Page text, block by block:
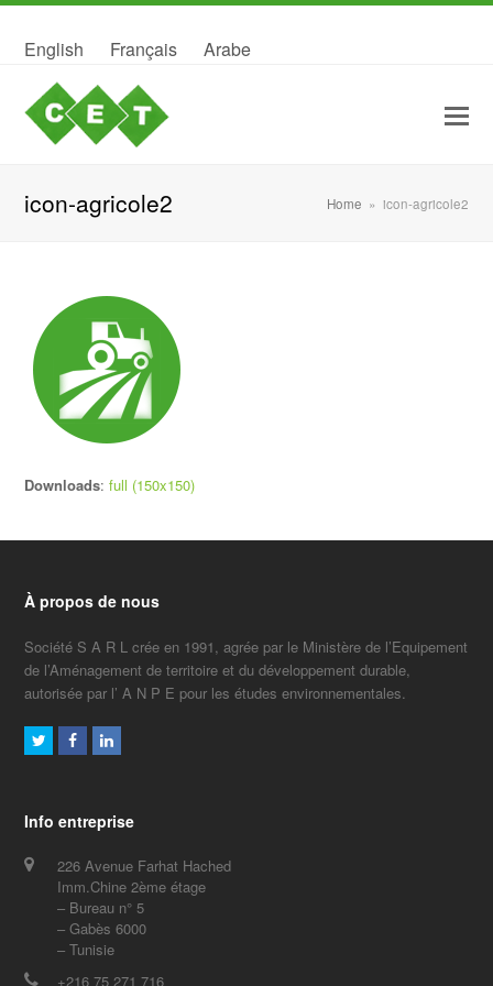
English Français Arabe
icon-agricole2 Home » icon-agricole2
Downloads:full (150x150)
À propos de nous
Société S A R L crée en 1991, agrée par le Ministère de l’Equipement
de l’Aménagement de territoire et du développement durable,
autorisée par l’ A N P E pour les études environnementales.
TwitterFacebookLinkedIn
Info entreprise
226 Avenue Farhat Hached
Imm.Chine 2ème étage
– Bureau n° 5
– Gabès 6000
– Tunisie
+216 75 271 716